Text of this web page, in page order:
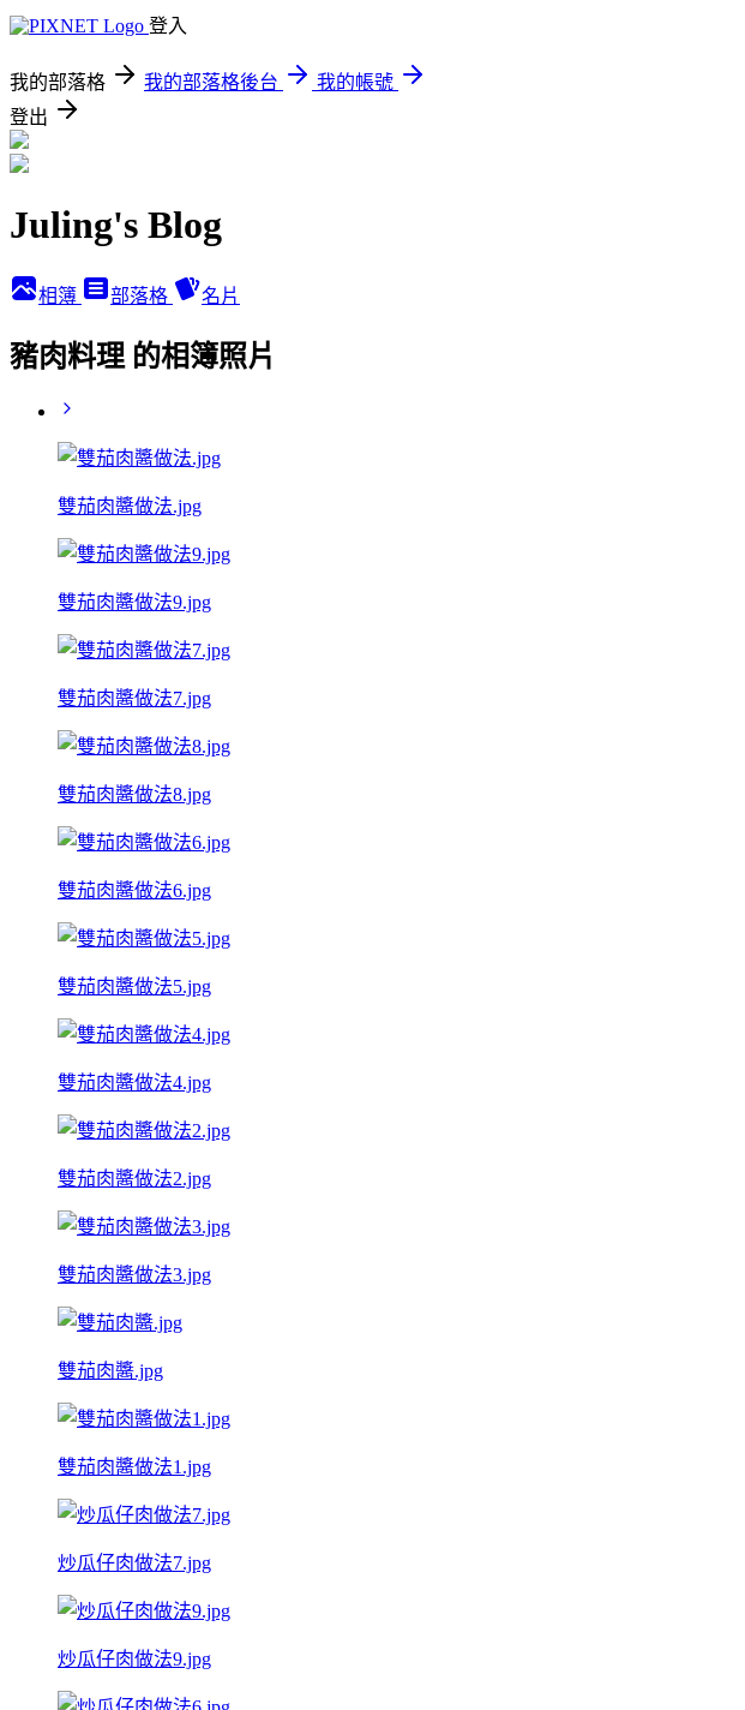
登入
我的部落格 我的部落格後台
我的帳號
登出
Juling's Blog
相簿 部落格 名片
豬肉料理 的相簿照片
雙茄肉醬做法.jpg
雙茄肉醬做法9.jpg
雙茄肉醬做法7.jpg
雙茄肉醬做法8.jpg
雙茄肉醬做法6.jpg
雙茄肉醬做法5.jpg
雙茄肉醬做法4.jpg
雙茄肉醬做法2.jpg
雙茄肉醬做法3.jpg
雙茄肉醬.jpg
雙茄肉醬做法1.jpg
炒瓜仔肉做法7.jpg
炒瓜仔肉做法9.jpg